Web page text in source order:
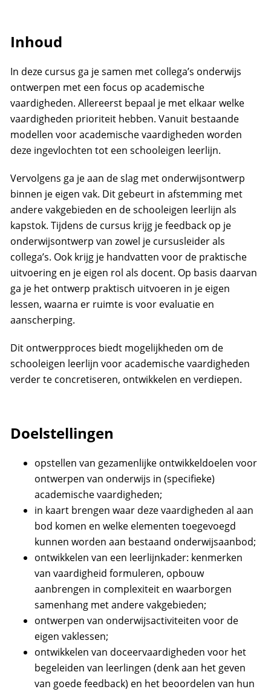
Inhoud
In deze cursus ga je samen met collega’s onderwijs
ontwerpen met een focus op academische
vaardigheden. Allereerst bepaal je met elkaar welke
vaardigheden prioriteit hebben. Vanuit bestaande
modellen voor academische vaardigheden worden
deze ingevlochten tot een schooleigen leerlijn.
Vervolgens ga je aan de slag met onderwijsontwerp
binnen je eigen vak. Dit gebeurt in afstemming met
andere vakgebieden en de schooleigen leerlijn als
kapstok. Tijdens de cursus krijg je feedback op je
onderwijsontwerp van zowel je cursusleider als
collega’s. Ook krijg je handvatten voor de praktische
uitvoering en je eigen rol als docent. Op basis daarvan
ga je het ontwerp praktisch uitvoeren in je eigen
lessen, waarna er ruimte is voor evaluatie en
aanscherping.
Dit ontwerpproces biedt mogelijkheden om de
schooleigen leerlijn voor academische vaardigheden
verder te concretiseren, ontwikkelen en verdiepen.
Doelstellingen
opstellen van gezamenlijke ontwikkeldoelen voor
ontwerpen van onderwijs in (specifieke)
academische vaardigheden;
in kaart brengen waar deze vaardigheden al aan
bod komen en welke elementen toegevoegd
kunnen worden aan bestaand onderwijsaanbod;
ontwikkelen van een leerlijnkader: kenmerken
van vaardigheid formuleren, opbouw
aanbrengen in complexiteit en waarborgen
samenhang met andere vakgebieden;
ontwerpen van onderwijsactiviteiten voor de
eigen vaklessen;
ontwikkelen van doceervaardigheden voor het
begeleiden van leerlingen (denk aan het geven
van goede feedback) en het beoordelen van hun